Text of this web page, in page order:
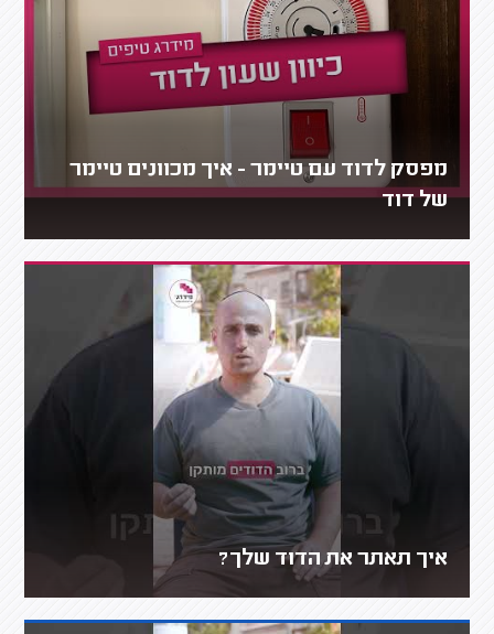
מפסק לדוד עם טיימר - איך מכוונים טיימר
של דוד
איך תאתר את הדוד שלך?